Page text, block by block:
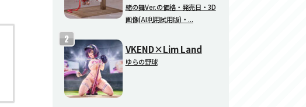
緒の舞Ver.の価格・発売日・3D
画像(AI利用試用版)・...
VKEND×Lim Land
ゆらの野球